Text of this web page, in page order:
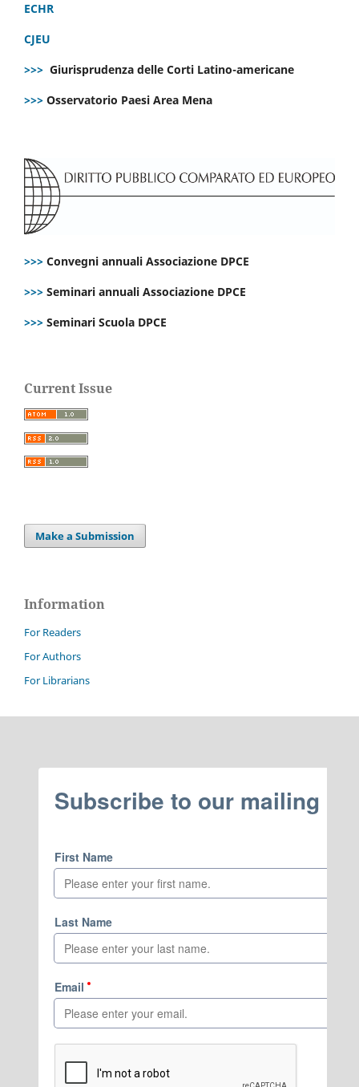
ECHR
CJEU
>>> Giurisprudenza delle Corti Latino-americane
>>> Osservatorio Paesi Area Mena
>>> Convegni annuali Associazione DPCE
>>> Seminari annuali Associazione DPCE
>>> Seminari Scuola DPCE
Current Issue
Make a Submission
Information
For Readers
For Authors
For Librarians